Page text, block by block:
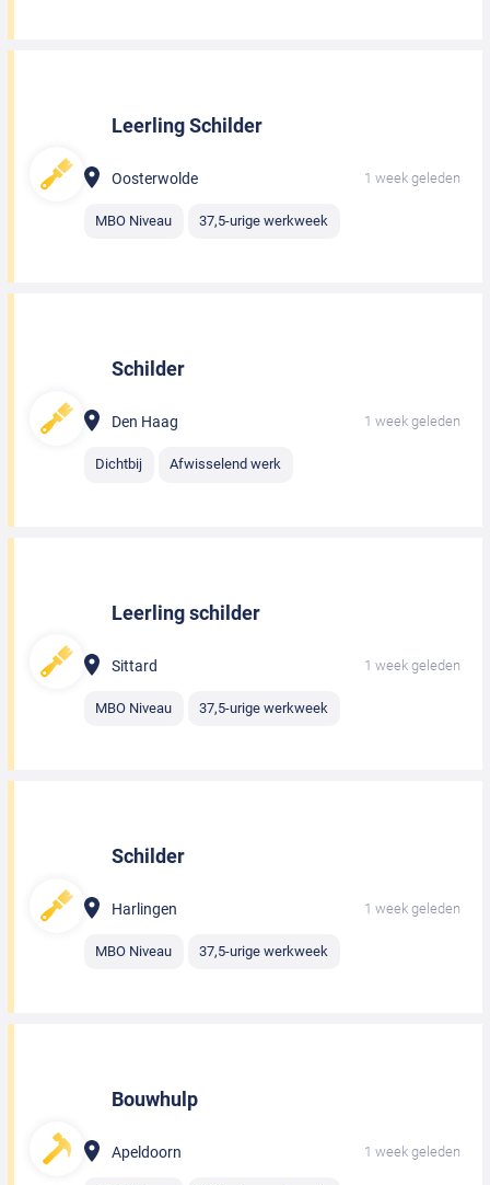
Leerling Schilder
Oosterwolde 1 week geleden
MBO Niveau 37,5-urige werkweek
Schilder
Den Haag 1 week geleden
Dichtbij Afwisselend werk
Leerling schilder
Sittard 1 week geleden
MBO Niveau 37,5-urige werkweek
Schilder
Harlingen 1 week geleden
MBO Niveau 37,5-urige werkweek
Bouwhulp
Apeldoorn 1 week geleden